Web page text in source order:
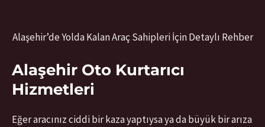
Alaşehir’de Yolda Kalan Araç Sahipleri İçin Detaylı Rehber
Alaşehir Oto Kurtarıcı
Hizmetleri
Eğer aracınız ciddi bir kaza yaptıysa ya da büyük bir arıza